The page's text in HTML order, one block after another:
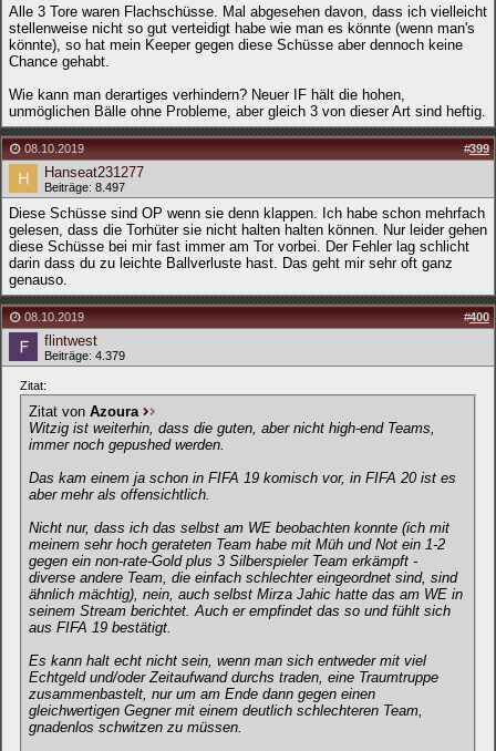
Alle 3 Tore waren Flachschüsse. Mal abgesehen davon, dass ich vielleicht
stellenweise nicht so gut verteidigt habe wie man es könnte (wenn man's
könnte), so hat mein Keeper gegen diese Schüsse aber dennoch keine
Chance gehabt.
Wie kann man derartiges verhindern? Neuer IF hält die hohen,
unmöglichen Bälle ohne Probleme, aber gleich 3 von dieser Art sind heftig.
08.10.2019 #399
Hanseat231277
Beiträge: 8.497
Diese Schüsse sind OP wenn sie denn klappen. Ich habe schon mehrfach
gelesen, dass die Torhüter sie nicht halten halten können. Nur leider gehen
diese Schüsse bei mir fast immer am Tor vorbei. Der Fehler lag schlicht
darin dass du zu leichte Ballverluste hast. Das geht mir sehr oft ganz
genauso.
08.10.2019 #400
flintwest
Beiträge: 4.379
Zitat:
Zitat von Azoura
Witzig ist weiterhin, dass die guten, aber nicht high-end Teams,
immer noch gepushed werden.
Das kam einem ja schon in FIFA 19 komisch vor, in FIFA 20 ist es
aber mehr als offensichtlich.
Nicht nur, dass ich das selbst am WE beobachten konnte (ich mit
meinem sehr hoch gerateten Team habe mit Müh und Not ein 1-2
gegen ein non-rate-Gold plus 3 Silberspieler Team erkämpft -
diverse andere Team, die einfach schlechter eingeordnet sind, sind
ähnlich mächtig), nein, auch selbst Mirza Jahic hatte das am WE in
seinem Stream berichtet. Auch er empfindet das so und fühlt sich
aus FIFA 19 bestätigt.
Es kann halt echt nicht sein, wenn man sich entweder mit viel
Echtgeld und/oder Zeitaufwand durchs traden, eine Traumtruppe
zusammenbastelt, nur um am Ende dann gegen einen
gleichwertigen Gegner mit einem deutlich schlechteren Team,
gnadenlos schwitzen zu müssen.